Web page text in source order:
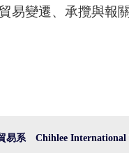
易變遷、承攬與報關
易系 Chihlee